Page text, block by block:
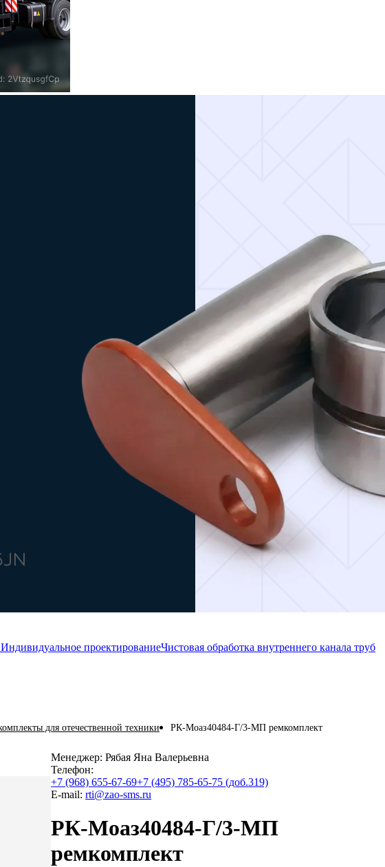
Индивидуальное проектированиеЧистовая обработка внутреннего канала труб
для отечественной техники РК-Моаз40484-Г/3-МП ремкомплект
Менеджер:Рябая Яна Валерьевна
Телефон:
+7 (968) 655-67-69+7 (495) 785-65-75 (доб.319)
E-mail:rti@zao-sms.ru
РК-Моаз40484-Г/3-МП
ремкомплект